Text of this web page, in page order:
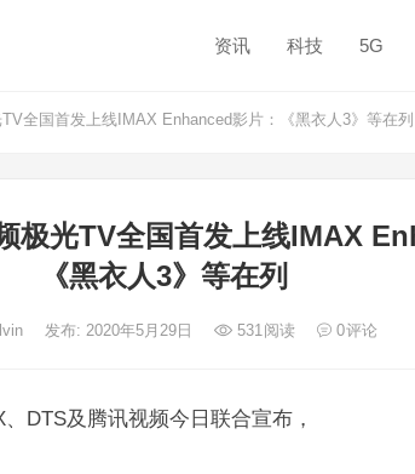
资讯 科技 5G
全国首发上线IMAX Enhanced影片：《黑衣人3》等在列
极光TV全国首发上线IMAX
《黑衣人3》等在列
发布: 2020年5月29日 531阅读 0评论
DTS及腾讯视频今日联合宣布，